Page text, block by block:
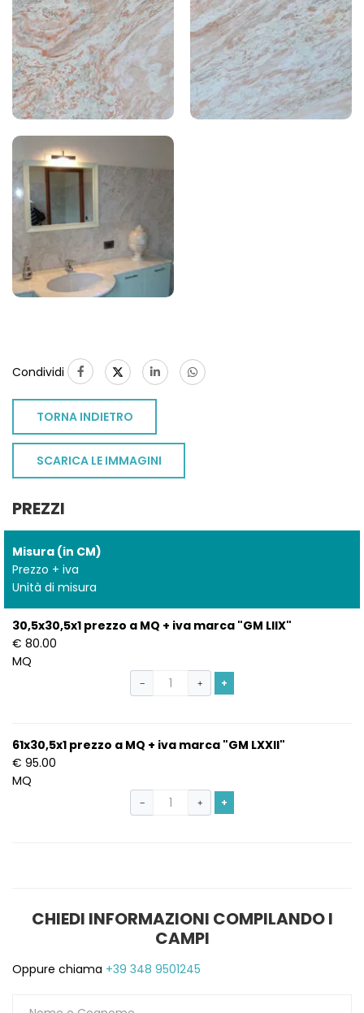
Condividi
TORNA INDIETRO
SCARICA LE IMMAGINI
PREZZI
Misura (in CM)
Prezzo + iva
Unità di misura
30,5x30,5x1 prezzo a MQ + iva marca "GM LIIX"
€ 80.00
MQ
− + +
61x30,5x1 prezzo a MQ + iva marca "GM LXXII"
€ 95.00
MQ
− + +
CHIEDI INFORMAZIONI COMPILANDO I
CAMPI
Oppure chiama +39 348 9501245